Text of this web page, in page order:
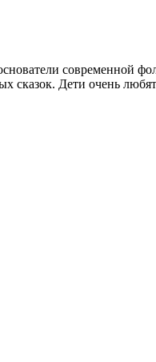
современной
сказок. Дети очень